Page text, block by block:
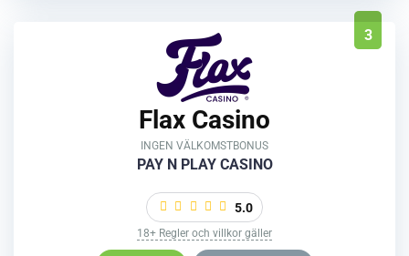
3
Flax Casino
INGEN VÄLKOMSTBONUS
PAY N PLAY CASINO
5.0
18+ Regler och villkor gäller